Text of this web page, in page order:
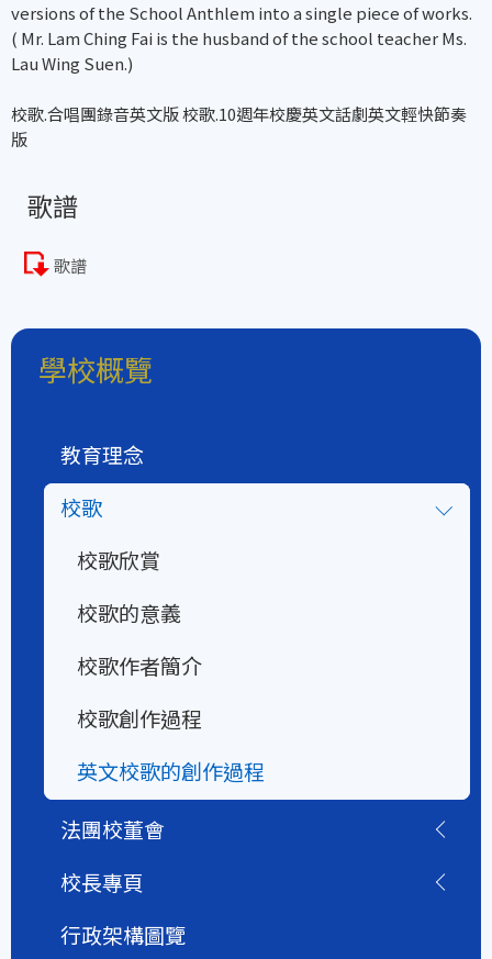
versions of the School Anthlem into a single piece of works.
( Mr. Lam Ching Fai is the husband of the school teacher Ms.
Lau Wing Suen.)
校歌.合唱團錄音英文版 校歌.10週年校慶英文話劇英文輕快節奏
版
歌譜
歌譜
學校概覽
教育理念
校歌
校歌欣賞
校歌的意義
校歌作者簡介
校歌創作過程
英文校歌的創作過程
法團校董會
校長專頁
行政架構圖覽